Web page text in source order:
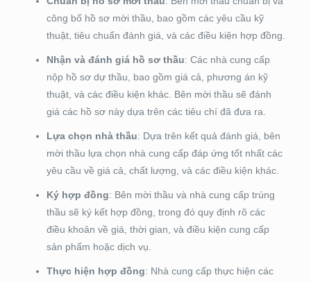
công bố hồ sơ mời thầu, bao gồm các yêu cầu kỹ
thuật, tiêu chuẩn đánh giá, và các điều kiện hợp đồng.
Nhận và đánh giá hồ sơ thầu: Các nhà cung cấp
nộp hồ sơ dự thầu, bao gồm giá cả, phương án kỹ
thuật, và các điều kiện khác. Bên mời thầu sẽ đánh
giá các hồ sơ này dựa trên các tiêu chí đã đưa ra.
Lựa chọn nhà thầu: Dựa trên kết quả đánh giá, bên
mời thầu lựa chọn nhà cung cấp đáp ứng tốt nhất các
yêu cầu về giá cả, chất lượng, và các điều kiện khác.
Ký hợp đồng: Bên mời thầu và nhà cung cấp trúng
thầu sẽ ký kết hợp đồng, trong đó quy định rõ các
điều khoản về giá, thời gian, và điều kiện cung cấp
sản phẩm hoặc dịch vụ.
Thực hiện hợp đồng: Nhà cung cấp thực hiện các